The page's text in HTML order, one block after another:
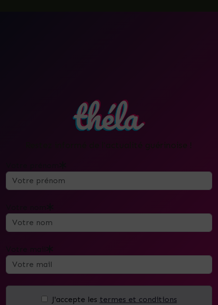
Restez informé de l'actualité guérinoise !
J'accepte les termes et conditions